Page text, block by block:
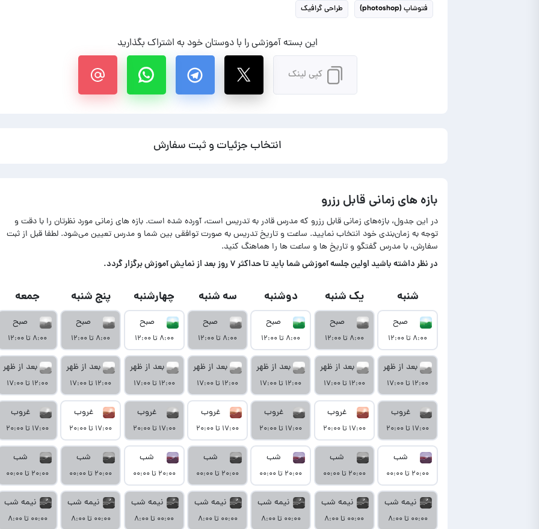
فتوشاپ (photoshop) طراحی گرافیک
این بسته آموزشی را با دوستان خود به اشتراک بگذارید
کپی لینک
انتخاب جزئیات و ثبت سفارش
بازه های زمانی قابل رزرو
در این جدول، بازه‌های زمانی قابل رزرو که مدرس قادر به تدریس است، آورده شده است. بازه های زمانی مورد نظرتان را با دقت و
توجه به زمان‌بندی خود انتخاب نمایید. ساعت و تاریخ تدریس به صورت توافقی بین شما و مدرس تعیین می‌شود. لطفا قبل از ثبت
سفارش، با مدرس گفتگو و تاریخ ها و ساعت ها را هماهنگ کنید.
در‌ نظر داشته باشید اولین جلسه آموزشی شما باید تا حداکثر ۷ روز بعد از نمایش آموزش برگزار گردد.
شنبه
صبح
۸:۰۰ تا ۱۲:۰۰
بعد از ظهر
۱۲:۰۰ تا ۱۷:۰۰
غروب
۱۷:۰۰ تا ۲۰:۰۰
شب
۲۰:۰۰ تا ۰۰:۰۰
نیمه شب
۰۰:۰۰ تا ۸:۰۰
یک شنبه
صبح
۸:۰۰ تا ۱۲:۰۰
بعد از ظهر
۱۲:۰۰ تا ۱۷:۰۰
غروب
۱۷:۰۰ تا ۲۰:۰۰
شب
۲۰:۰۰ تا ۰۰:۰۰
نیمه شب
۰۰:۰۰ تا ۸:۰۰
دوشنبه
صبح
۸:۰۰ تا ۱۲:۰۰
بعد از ظهر
۱۲:۰۰ تا ۱۷:۰۰
غروب
۱۷:۰۰ تا ۲۰:۰۰
شب
۲۰:۰۰ تا ۰۰:۰۰
نیمه شب
۰۰:۰۰ تا ۸:۰۰
سه شنبه
صبح
۸:۰۰ تا ۱۲:۰۰
بعد از ظهر
۱۲:۰۰ تا ۱۷:۰۰
غروب
۱۷:۰۰ تا ۲۰:۰۰
شب
۲۰:۰۰ تا ۰۰:۰۰
نیمه شب
۰۰:۰۰ تا ۸:۰۰
چهارشنبه
صبح
۸:۰۰ تا ۱۲:۰۰
بعد از ظهر
۱۲:۰۰ تا ۱۷:۰۰
غروب
۱۷:۰۰ تا ۲۰:۰۰
شب
۲۰:۰۰ تا ۰۰:۰۰
نیمه شب
۰۰:۰۰ تا ۸:۰۰
پنج شنبه
صبح
۸:۰۰ تا ۱۲:۰۰
بعد از ظهر
۱۲:۰۰ تا ۱۷:۰۰
غروب
۱۷:۰۰ تا ۲۰:۰۰
شب
۲۰:۰۰ تا ۰۰:۰۰
نیمه شب
۰۰:۰۰ تا ۸:۰۰
جمعه
صبح
۸:۰۰ تا ۱۲:۰۰
بعد از ظهر
۱۲:۰۰ تا ۱۷:۰۰
غروب
۱۷:۰۰ تا ۲۰:۰۰
شب
۲۰:۰۰ تا ۰۰:۰۰
نیمه شب
۰۰:۰۰ تا ۸:۰۰